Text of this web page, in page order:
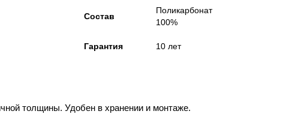
Состав
Поликарбонат
100%
Гарантия 10 лет
толщины. Удобен в хранении и монтаже.